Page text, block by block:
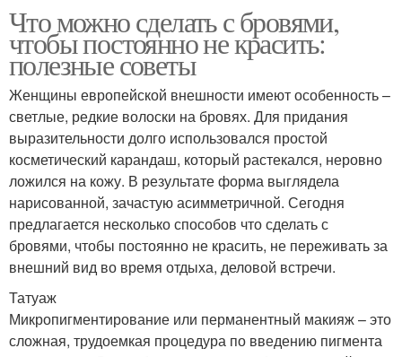
Что можно сделать с бровями,
чтобы постоянно не красить:
полезные советы
Женщины европейской внешности имеют особенность –
светлые, редкие волоски на бровях. Для придания
выразительности долго использовался простой
косметический карандаш, который растекался, неровно
ложился на кожу. В результате форма выглядела
нарисованной, зачастую асимметричной. Сегодня
предлагается несколько способов что сделать с
бровями, чтобы постоянно не красить, не переживать за
внешний вид во время отдыха, деловой встречи.
Татуаж
Микропигментирование или перманентный макияж – это
сложная, трудоемкая процедура по введению пигмента